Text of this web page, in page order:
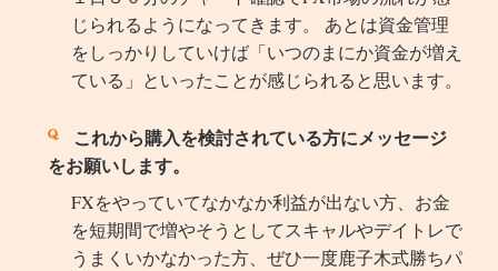
じられるようになってきます。 あとは資金管理
をしっかりしていけば「いつのまにか資金が増え
ている」といったことが感じられると思います。
これから購入を検討されている方にメッセージ
をお願いします。
FXをやっていてなかなか利益が出ない方、お金
を短期間で増やそうとしてスキャルやデイトレで
うまくいかなかった方、ぜひ一度鹿子木式勝ちパ